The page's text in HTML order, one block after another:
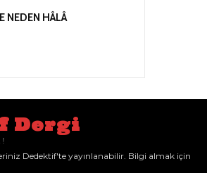
NEDEN HÂLÂ
Dergi
Dedektif'te yayınlanabilir. Bilgi almak için